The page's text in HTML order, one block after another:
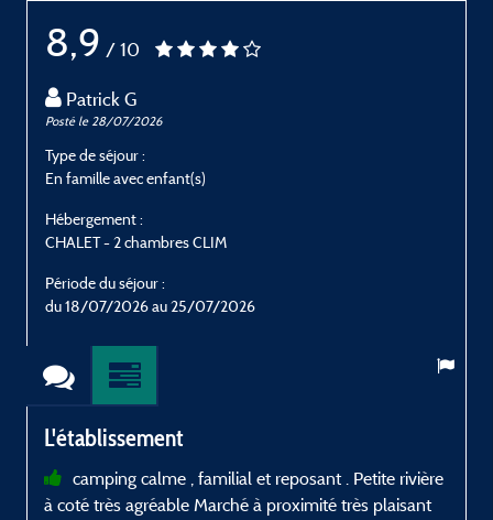
8,9 / 10
Patrick G
Posté le 28/07/2026
Type de séjour :
En famille avec enfant(s)
Hébergement :
CHALET - 2 chambres CLIM
Période du séjour :
du 18/07/2026 au 25/07/2026
L'établissement
camping calme , familial et reposant . Petite rivière
à coté très agréable Marché à proximité très plaisant